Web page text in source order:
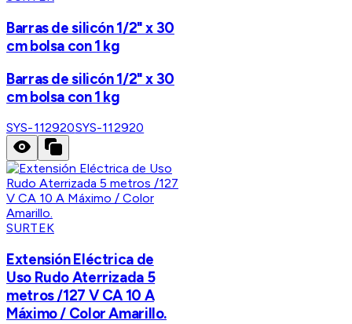
Barras de silicón 1/2" x 30
cm bolsa con 1 kg
Barras de silicón 1/2" x 30
cm bolsa con 1 kg
SYS-112920SYS-112920
SURTEK
Extensión Eléctrica de
Uso Rudo Aterrizada 5
metros /127 V CA 10 A
Máximo / Color Amarillo.